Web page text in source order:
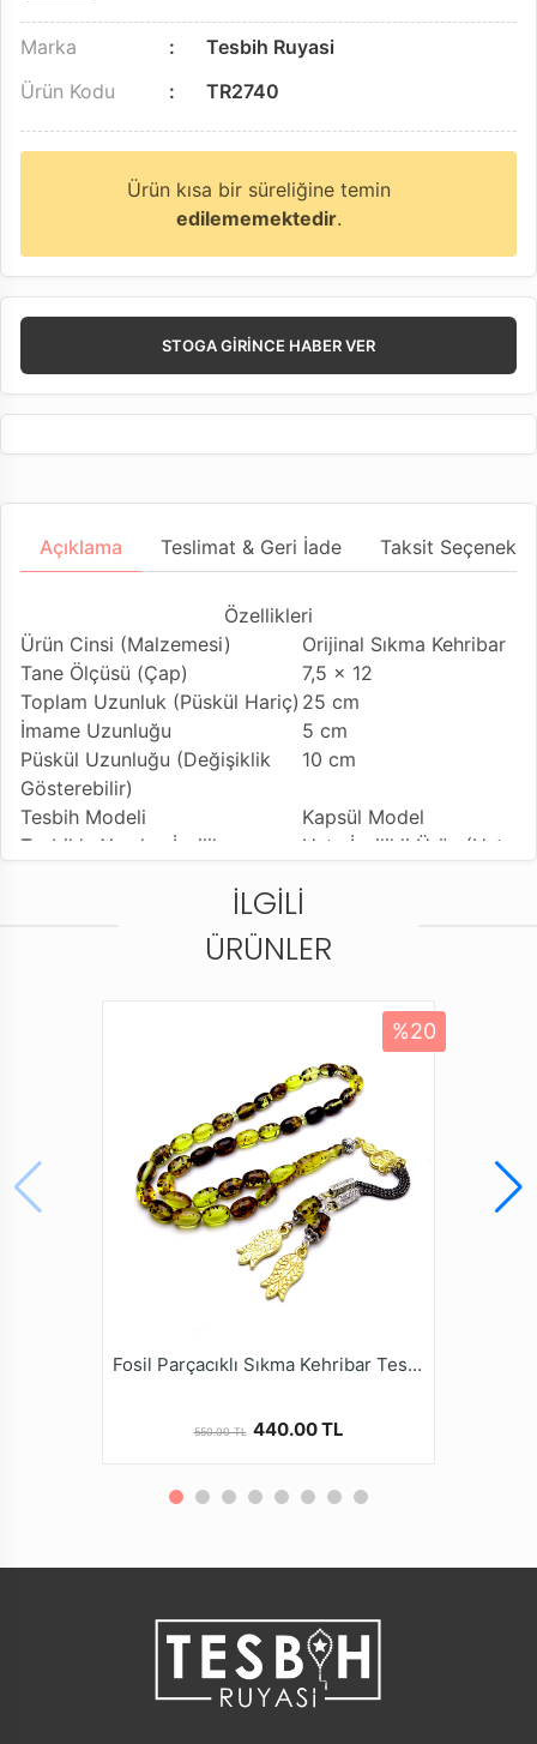
Marka
Tesbih Ruyasi
Ürün Kodu
TR2740
Ürün kısa bir süreliğine temin
edilememektedir.
STOGA GIRINCE HABER VER
Açıklama Teslimat & Geri İade Taksit
Özellikleri
Ürün Cinsi (Malzemesi)
Orijinal Sıkma Kehribar
Tane Ölçüsü (Çap)
7,5 x 12
Toplam Uzunluk (Püskül Hariç) 25 cm
İmame Uzunluğu
5 cm
Püskül Uzunluğu (Değişiklik
Gösterebilir)
10 cm
Tesbih Modeli
Kapsül Model
Tesbih'e Yapılan İşçilik
Usta İşçilikli Ürün (Usta
Uygundur
Standart Tesbih İpi
Standart Tesbih Kutusu
Ürün Açıklaması
* Farklı monitör ve ışık efekti nedeniyle, öğenin gerçek
rengi resimlerde gösterilen renkten biraz farklı olabilir.
* Tesbih ustalarımızın ellerinde tesbih halini alan bu
ürünler, çeşitli renk ve şekillerde tasarlanmaktadır. Tüm
Kehribar Tesbih modellerimizi online mağazamız
tesbihruyasi.com.tr de bulabilirsiniz.
* Kehribar Tesbihler kullanımla beraber zamanla renk
alamaları ve elde daha güzel bir form yakalamalarıdır.
Dijital Mağazamızda Türkiye’nin Tesbih Markası
İLGILI
ÜRÜNLER
%20
Fosil Parçacıklı Sıkma Kehribar Tesbih
550.00 TL 440.00 TL